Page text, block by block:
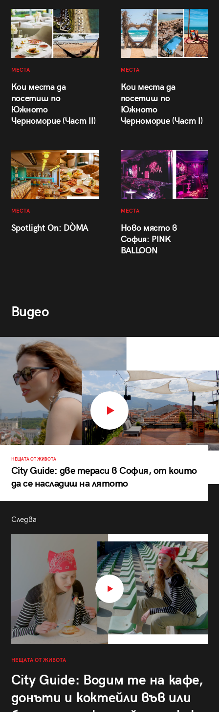
МЕСТА
Кои места да
посетиш по
Южното
Черноморие (Част II)
МЕСТА
Кои места да
посетиш по
Южното
Черноморие (Част I)
МЕСТА
Spotlight On: DÒMA
МЕСТА
Ново място в
София: PINK
BALLOON
Видео
НЕЩАТА ОТ ЖИВОТА
City Guide: две тераси в София, от които
да се насладиш на лятото
Следва
НЕЩАТА ОТ ЖИВОТА
City Guide: Водим те на кафе,
донъти и коктейли във или